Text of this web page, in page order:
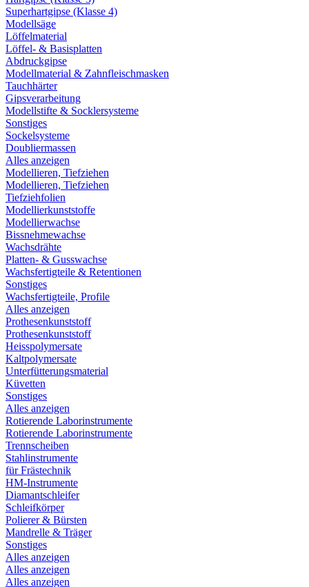
Superhartgipse (Klasse 4)
Modellsäge
Löffelmaterial
Löffel- & Basisplatten
Abdruckgipse
Modellmaterial & Zahnfleischmasken
Tauchhärter
Gipsverarbeitung
Modellstifte & Socklersysteme
Sonstiges
Sockelsysteme
Doubliermassen
Alles anzeigen
Modellieren, Tiefziehen
Modellieren, Tiefziehen
Tiefziehfolien
Modellierkunststoffe
Modellierwachse
Bissnehmewachse
Wachsdrähte
Platten- & Gusswachse
Wachsfertigteile & Retentionen
Sonstiges
Wachsfertigteile, Profile
Alles anzeigen
Prothesenkunststoff
Prothesenkunststoff
Heisspolymersate
Kaltpolymersate
Unterfütterungsmaterial
Küvetten
Sonstiges
Alles anzeigen
Rotierende Laborinstrumente
Rotierende Laborinstrumente
Trennscheiben
Stahlinstrumente
für Frästechnik
HM-Instrumente
Diamantschleifer
Schleifkörper
Polierer & Bürsten
Mandrelle & Träger
Sonstiges
Alles anzeigen
Alles anzeigen
Alles anzeigen